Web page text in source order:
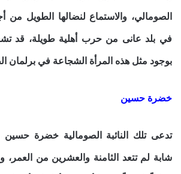
الصومالي، والاستماع لنضالها الطويل من
في بلد عانى من حرب أهلية طويلة، قد
بوجود مثل هذه المرأة الشجاعة في برلمان
خضرة حسين
تدعى تلك النائبة الصومالية خضرة
شابة لم تتعد الثامنة والعشرين من العمر،